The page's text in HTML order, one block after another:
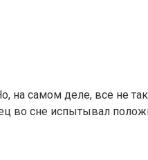
на самом деле, все не
во сне испытывал